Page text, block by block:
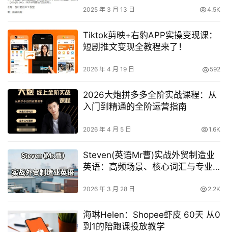
2025 年 3 月 13 日 4.5K
Tiktok剪映+右豹APP实操变现课：
短剧推文变现全教程来了！
2026 年 4 月 19 日 592
2026大炮拼多多全阶实战课程：从
入门到精通的全阶运营指南
2026 年 4 月 5 日 1.6K
Steven(英语Mr曹)实战外贸制造业
英语：高频场景、核心词汇与专业
2026 年 3 月 28 日 2.2K
海琳Helen：Shopee虾皮 60天 从0
到1的陪跑课投放教学